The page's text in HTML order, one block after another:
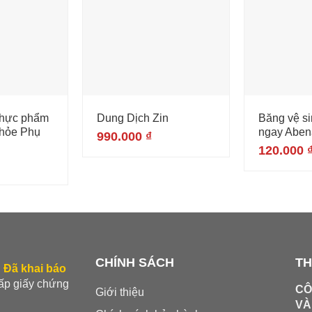
phẩm
Phụ
Dung Dịch Zin
990.000 ₫
Băng vệ
ngay
120.000
Đã khai báo
giấy chứng
CHÍNH SÁCH
Giới thiệu